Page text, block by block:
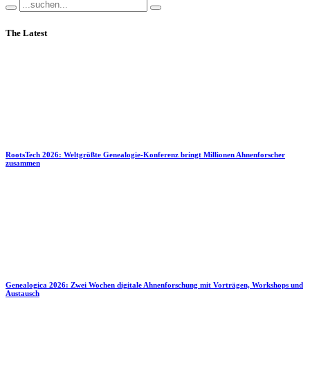
The Latest
RootsTech 2026: Weltgrößte Genealogie-Konferenz bringt Millionen Ahnenforscher
zusammen
Genealogica 2026: Zwei Wochen digitale Ahnenforschung mit Vorträgen, Workshops und
Austausch